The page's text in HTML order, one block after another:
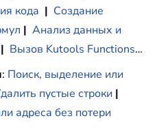
кода | Создание
| Анализ данных и
| Вызов Kutools Functions…
: Поиск, выделение или
пустые строки |
адреса без потери